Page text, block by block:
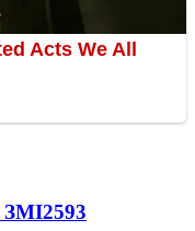
ЗМІ2593